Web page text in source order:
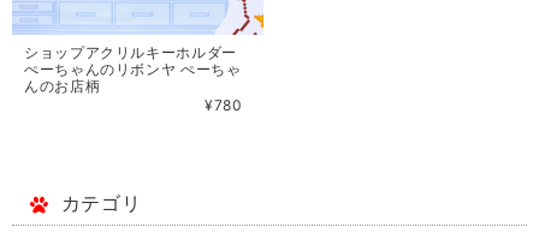
ショップアクリルキーホルダー
ぺーちゃんのリボンヤ ぺーちゃ
んのお店柄
¥780
カテゴリ